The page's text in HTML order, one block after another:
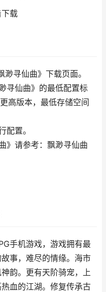
载
寻仙曲》下载页面。
寻仙曲》的最低配置标
高版本，最低存储空间
配置。
》请参考：飘渺寻仙曲
手机游戏，游戏拥有最
事，难尽的情缘。海市
韵。更有天阶骑宠，上
血的江湖。修复传承古